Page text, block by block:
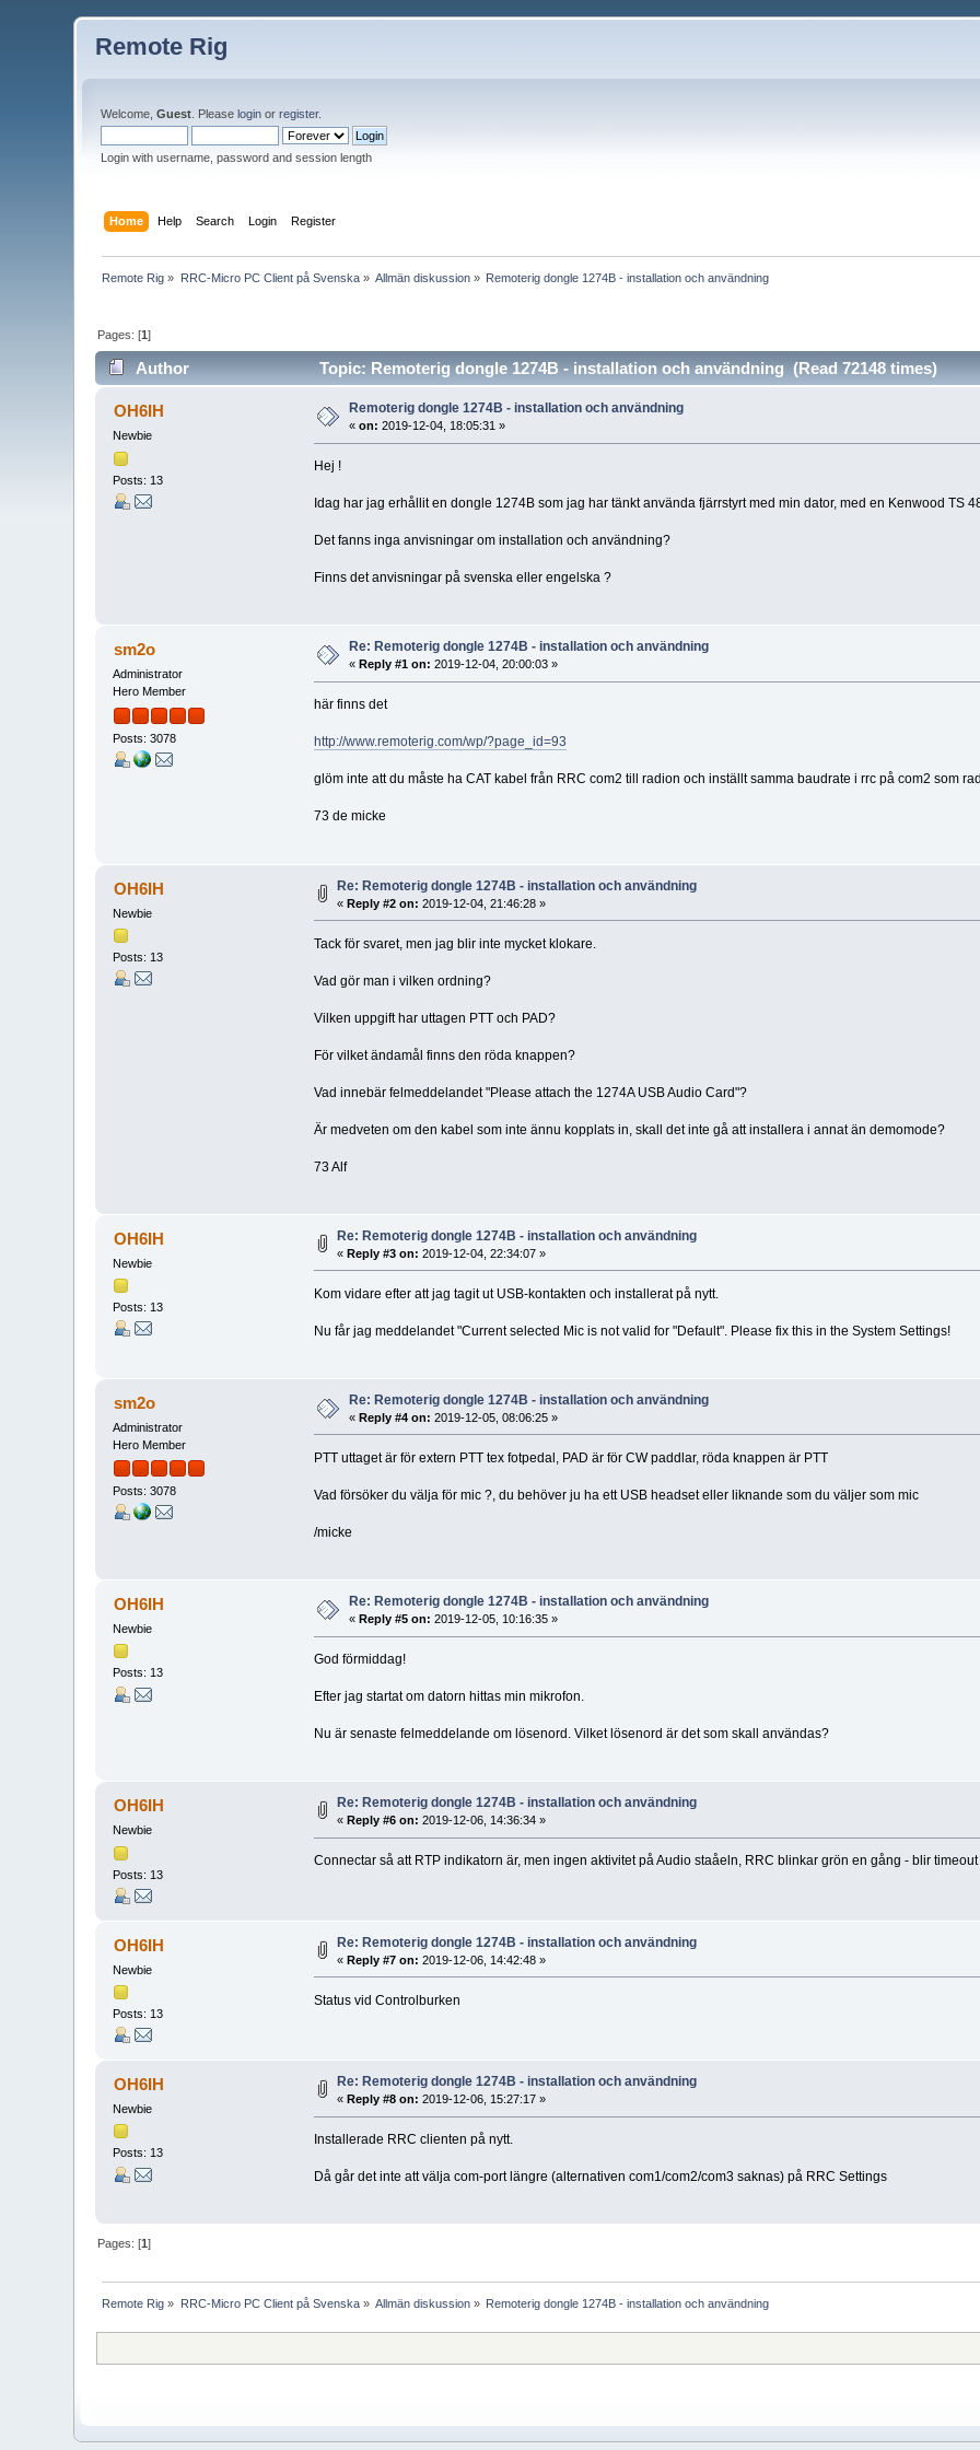
Remote Rig
Welcome,Guest . Pleaselogin orregister.
Login with username, password and session length
Home Help Search Login Register
Remote Rig » RRC-Micro PC Client på Svenska» Allmän diskussion » Remoterig dongle 1274B - installation och användning
Pages: [1]
Author Topic: Remoterig dongle 1274B - installation och användning (Read 72148 times)
OH6IH
Newbie
Posts: 13
Remoterig dongle 1274B - installation och användning
«on: 2019-12-04, 18:05:31 »
Hej !
Idag har jag erhållit en dongle 1274B som jag har tänkt använda fjärrstyrt med min dator, med en Kenwood TS
Det fanns inga anvisningar om installation och användning?
Finns det anvisningar på svenska eller engelska ?
sm2o
Administrator
Hero Member
Posts: 3078
Re: Remoterig dongle 1274B - installation och användning
« Reply #1 on: 2019-12-04, 20:00:03 »
här finns det
http://www.remoterig.com/wp/?page_id=93
glöm inte att du måste ha CAT kabel från RRC com2 till radion och inställt samma baudrate i rrc på com2 som
73 de micke
OH6IH
Newbie
Posts: 13
Re: Remoterig dongle 1274B - installation och användning
«Reply #2 on: 2019-12-04, 21:46:28 »
Tack för svaret, men jag blir inte mycket klokare.
Vad gör man i vilken ordning?
Vilken uppgift har uttagen PTT och PAD?
För vilket ändamål finns den röda knappen?
Vad innebär felmeddelandet "Please attach the 1274A USB Audio Card"?
Är medveten om den kabel som inte ännu kopplats in, skall det inte gå att installera i annat än demomode?
73 Alf
OH6IH
Newbie
Posts: 13
Re: Remoterig dongle 1274B - installation och användning
«Reply #3 on: 2019-12-04, 22:34:07 »
Kom vidare efter att jag tagit ut USB-kontakten och installerat på nytt.
Nu får jag meddelandet "Current selected Mic is not valid for "Default". Please fix this in the System Settings!
sm2o
Administrator
Hero Member
Posts: 3078
Re: Remoterig dongle 1274B - installation och användning
«Reply #4 on: 2019-12-05, 08:06:25 »
PTT uttaget är för extern PTT tex fotpedal, PAD är för CW paddlar, röda knappen är PTT
Vad försöker du välja för mic ?, du behöver ju ha ett USB headset eller liknande som du väljer som mic
/micke
OH6IH
Newbie
Posts: 13
Re: Remoterig dongle 1274B - installation och användning
«Reply #5 on: 2019-12-05, 10:16:35 »
God förmiddag!
Efter jag startat om datorn hittas min mikrofon.
Nu är senaste felmeddelande om lösenord. Vilket lösenord är det som skall användas?
OH6IH
Newbie
Posts: 13
Re: Remoterig dongle 1274B - installation och användning
« Reply #6 on: 2019-12-06, 14:36:34 »
Connectar så att RTP indikatorn är, men ingen aktivitet på Audio staåeln, RRC blinkar grön en gång - blir timeout
OH6IH
Newbie
Posts: 13
Re: Remoterig dongle 1274B - installation och användning
«Reply #7 on: 2019-12-06, 14:42:48 »
Status vid Controlburken
OH6IH
Newbie
Posts: 13
Re: Remoterig dongle 1274B - installation och användning
« Reply #8 on: 2019-12-06, 15:27:17 »
Installerade RRC clienten på nytt.
Då går det inte att välja com-port längre (alternativen com1/com2/com3 saknas) på RRC Settings
Pages: [1]
Remote Rig » RRC-Micro PC Client på Svenska» Allmän diskussion » Remoterig dongle 1274B - installation och användning